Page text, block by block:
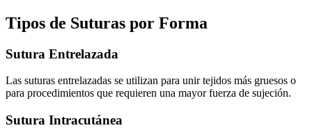
Tipos de Suturas por Forma
Sutura Entrelazada
Las suturas entrelazadas se utilizan para unir tejidos más gruesos o
para procedimientos que requieren una mayor fuerza de sujeción.
Sutura Intracutánea